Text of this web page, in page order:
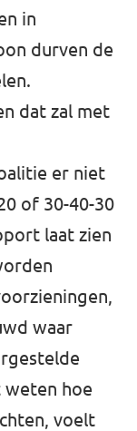
in
durven de
dat zal met
er niet
of 30-40-30
laat zien
waar
weten hoe
voelt